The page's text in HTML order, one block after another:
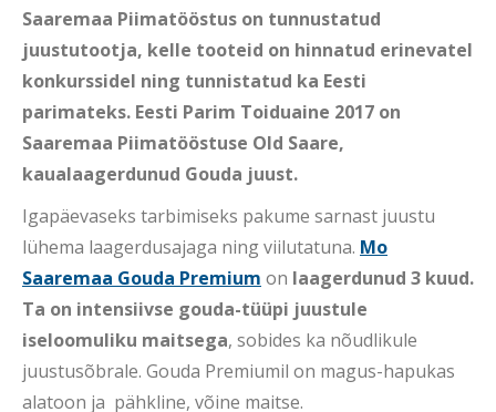
Saaremaa Piimatööstus on tunnustatud
juustutootja, kelle tooteid on hinnatud erinevatel
konkurssidel ning tunnistatud ka Eesti
parimateks. Eesti Parim Toiduaine 2017 on
Saaremaa Piimatööstuse Old Saare,
kaualaagerdunud Gouda juust.
Igapäevaseks tarbimiseks pakume sarnast juustu
lühema laagerdusajaga ning viilutatuna. Mo
Saaremaa Gouda Premium on laagerdunud 3 kuud.
Ta on intensiivse gouda-tüüpi juustule
iseloomuliku maitsega, sobides ka nõudlikule
juustusõbrale. Gouda Premiumil on magus-hapukas
alatoon ja pähkline, võine maitse.